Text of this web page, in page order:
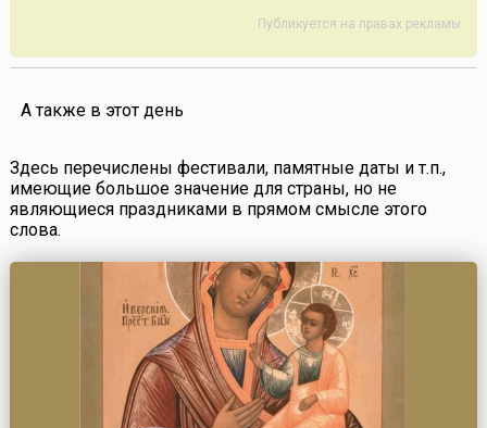
Публикуется на правах рекламы
А также в этот день
Здесь перечислены фестивали, памятные даты и т.п.,
имеющие большое значение для страны, но не
являющиеся праздниками в прямом смысле этого
слова.